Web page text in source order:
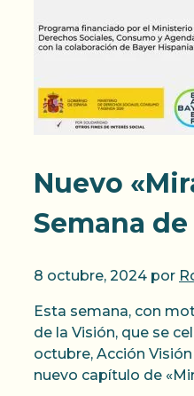
Nuevo
Semana
8 octubre, 2024 por
Esta semana, con
de la Visión, que se
octubre, Acción
nuevo capítulo de